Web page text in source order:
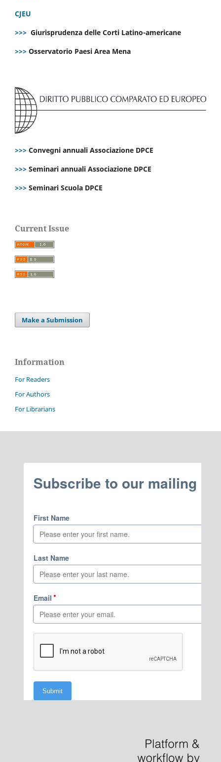
CJEU
>>> Giurisprudenza delle Corti Latino-americane
>>> Osservatorio Paesi Area Mena
>>> Convegni annuali Associazione DPCE
>>> Seminari annuali Associazione DPCE
>>> Seminari Scuola DPCE
Current Issue
Make a Submission
Information
For Readers
For Authors
For Librarians